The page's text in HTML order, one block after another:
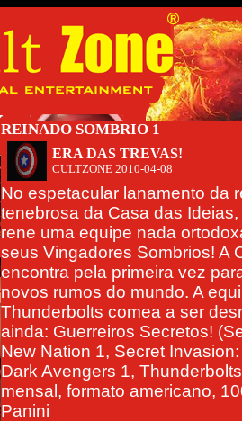
REINADO SOMBRIO 1
ERA DAS TREVAS!
CULTZONE 2010-04-08
No espetacular lanamento da
tenebrosa da Casa das
rene uma equipe nada
seus Vingadores Sombrios! A
encontra pela primeira vez
novos rumos do mundo. A
Thunderbolts comea a ser
ainda: Guerreiros Secretos!
New Nation 1, Secret
Dark Avengers 1,
mensal, formato americano,
Panini